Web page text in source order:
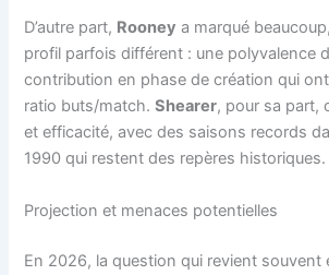
D’autre part, Rooney a marqué
profil parfois différent : une polyvalence
contribution en phase de création qui
ratio buts/match.Shearer, pour sa part,
et efficacité, avec des saisons records
1990 qui restent des repères historiques.
Projection et menaces potentielles
En 2026, la question qui revient souvent